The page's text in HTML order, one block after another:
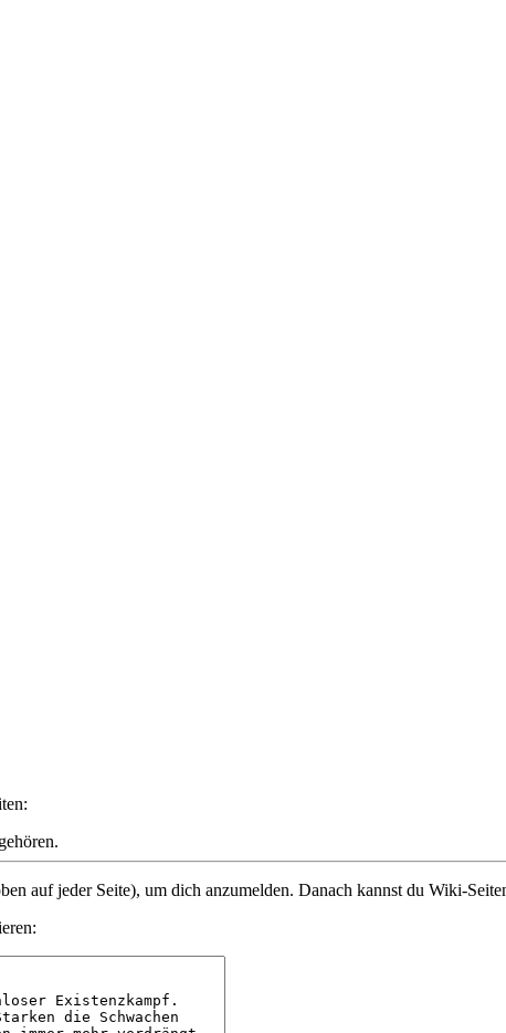
auf jeder Seite), um dich anzumelden. Danach kannst du Wiki-